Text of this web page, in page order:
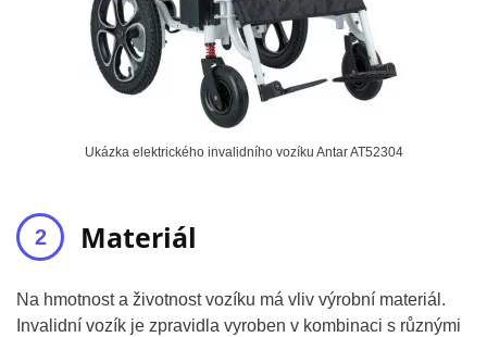
Ukázka elektrického invalidního vozíku Antar AT52304
Materiál
Na hmotnost a životnost vozíku má vliv výrobní materiál.
Invalidní vozík je zpravidla vyroben v kombinaci s různými